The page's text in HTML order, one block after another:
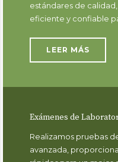
estándares de
eficiente y confiable
LEER MÁS
Exámenes de
Realizamos pruebas
avanzada,